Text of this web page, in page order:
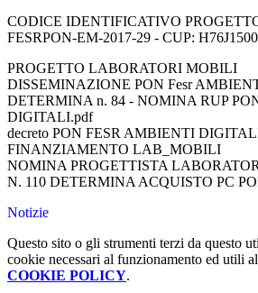
CODICE IDENTIFICATIVO
FESRPON-EM-2017-29 - CUP:
PROGETTO LABORATORI MOBILI
DISSEMINAZIONE PON Fesr
DETERMINA n. 84 - NOMINA RUP
DIGITALI.pdf
decreto PON FESR AMBIENTI
FINANZIAMENTO LAB_MOBILI
NOMINA PROGETTISTA
N. 110 DETERMINA ACQUISTO PC
Notizie
Questo sito o gli strumenti terzi da questo
cookie necessari al funzionamento ed utili
COOKIE POLICY.